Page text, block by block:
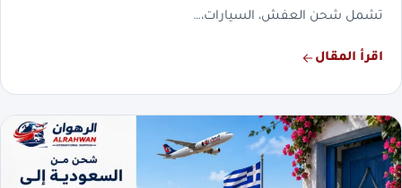
تشمل شحن العفش، السيارات،…
اقرأ المقال